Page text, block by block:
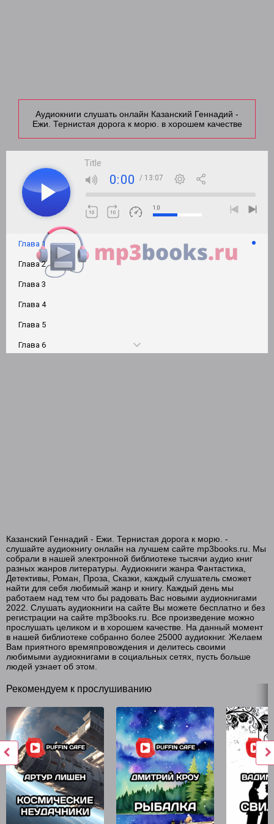
Аудиокниги слушать онлайн Казанский Геннадий -
Ежи. Тернистая дорога к морю. в хорошем качестве
Title
0:00 / 13:07
1.0
Глава 1
Глава 2
Глава 3
Глава 4
Глава 5
Глава 6
Казанский Геннадий - Ежи. Тернистая дорога к морю. -
слушайте аудиокнигу онлайн на лучшем сайте mp3books.ru. Мы
собрали в нашей электронной библиотеке тысячи аудио книг
разных жанров литературы. Аудиокниги жанра Фантастика,
Детективы, Роман, Проза, Сказки, каждый слушатель сможет
найти для себя любимый жанр и книгу. Каждый день мы
работаем над тем что бы радовать Вас новыми аудиокнигами
2022. Слушать аудиокниги на сайте Вы можете бесплатно и без
регистрации на сайте mp3books.ru. Все произведение можно
прослушать целиком и в хорошем качестве. На данный момент
в нашей библиотеке собранно более 25000 аудиокниг. Желаем
Вам приятного времяпровождения и делитесь своими
любимыми аудиокнигами в социальных сетях, пусть больше
людей узнает об этом.
Рекомендуем к прослушиванию